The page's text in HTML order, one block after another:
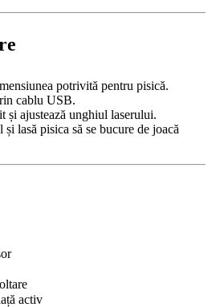
potrivită pentru pisică.
cablu USB.
și ajustează unghiul laserului.
lasă pisica să se bucure de joacă
activ